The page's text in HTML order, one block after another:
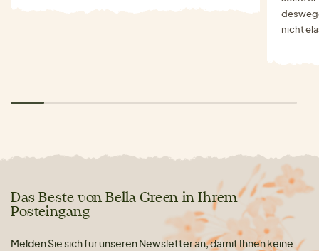
nicht
Das Beste von Bella Green in Ihrem
Posteingang
Melden Sie sich für unseren Newsletter an, damit Ihnen keine